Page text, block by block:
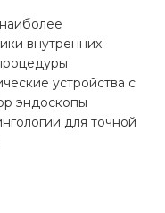
внутренних
устройства с
эндоскопы
для точной